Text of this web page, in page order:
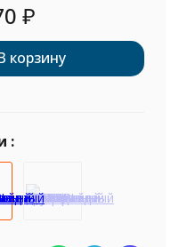
₽
корзину
: